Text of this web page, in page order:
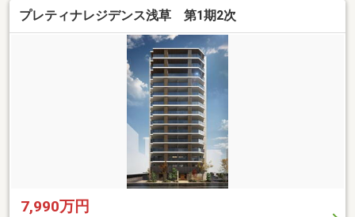
プレティナレジデンス浅草 第1期2次
7,990万円